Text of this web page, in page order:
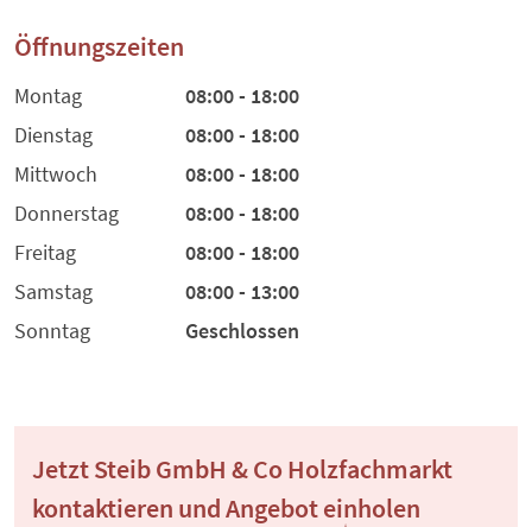
Öffnungszeiten
Montag
08:00 - 18:00
Dienstag
08:00 - 18:00
Mittwoch
08:00 - 18:00
Donnerstag
08:00 - 18:00
Freitag
08:00 - 18:00
Samstag
08:00 - 13:00
Sonntag
Geschlossen
Jetzt Steib GmbH & Co Holzfachmarkt
kontaktieren und Angebot einholen